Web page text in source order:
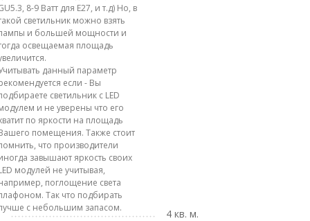
8-9 Ватт для E27, и т.д) Но, в
светильник можно взять
и большей мощности и
освещаемая площадь
данный параметр
если - Вы
светильник с LED
и не уверены что его
по яркости на площадь
помещения. Также стоит
что производители
завышают яркость своих
модулей не учитывая,
поглощение света
Так что подбирать
с небольшим запасом.
4 кв. м.